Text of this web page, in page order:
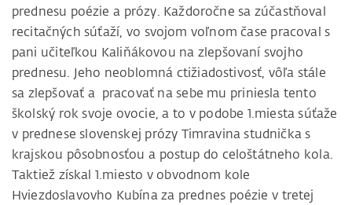
prednesu poézie a prózy. Každoročne sa zúčastňoval
recitačných súťaží, vo svojom voľnom čase pracoval s
pani učiteľkou Kaliňákovou na zlepšovaní svojho
prednesu. Jeho neoblomná ctižiadostivosť, vôľa stále
sa zlepšovať a pracovať na sebe mu priniesla tento
školský rok svoje ovocie, a to v podobe 1.miesta súťaže
v prednese slovenskej prózy Timravina studnička s
krajskou pôsobnosťou a postup do celoštátneho kola.
Taktiež získal 1.miesto v obvodnom kole
Hviezdoslavovho Kubína za prednes poézie v tretej